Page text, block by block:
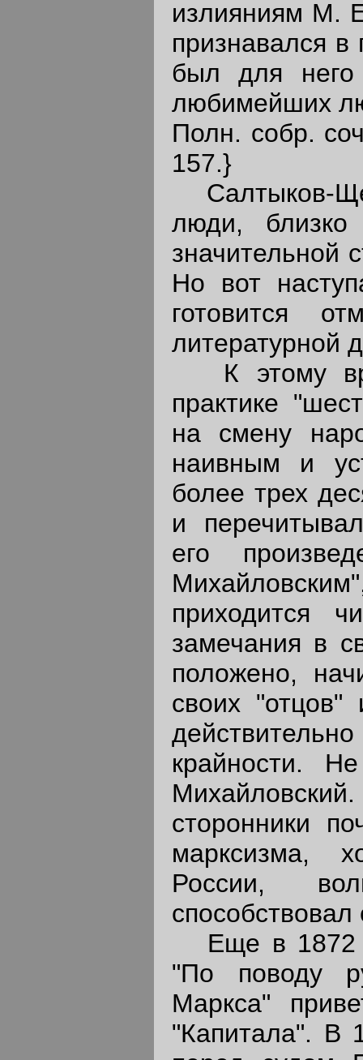
излияниям M.
признавался
был для
любимейших
Полн. собр.
157.}
Салтыков-
люди,
значительной
Но вот
готовится
литературной
К этому
практике
на смену
наивным и
более трех
и
его
приходится
замечания в
положено,
своих
крайности.
сторонники
марксизма,
России,
способствовал
Еще в 1872
"По поводу
Маркса"
"Капитала". В